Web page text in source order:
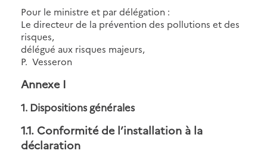
Pour le ministre et par délégation :
Le directeur de la prévention des pollutions et des
risques,
délégué aux risques majeurs,
P. Vesseron
Annexe I
1. Dispositions générales
1.1. Conformité de l’installation à la
déclaration